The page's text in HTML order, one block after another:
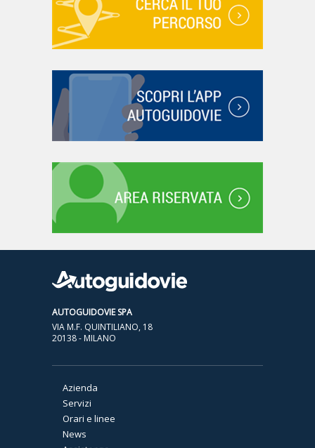
AUTOGUIDOVIE SPA
VIA M.F. QUINTILIANO, 18
20138 - MILANO
Azienda
Servizi
Orari e linee
News